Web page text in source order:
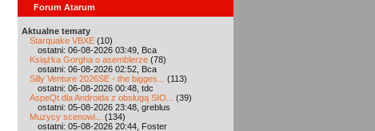
Forum Atarum
Aktualne tematy
Starquake VBXE (10)
ostatni: 06-08-2026 03:49, Bca
Książka Gorgha o asemblerze (78)
ostatni: 06-08-2026 02:52, Bca
Silly Venture 2026SE - the bigges...
(113)
ostatni: 06-08-2026 00:48, tdc
AspeQt dla Androida z obsługą SIO...
(39)
ostatni: 05-08-2026 23:48, greblus
Muzycy scenowi...
(134)
ostatni: 05-08-2026 20:44, Foster